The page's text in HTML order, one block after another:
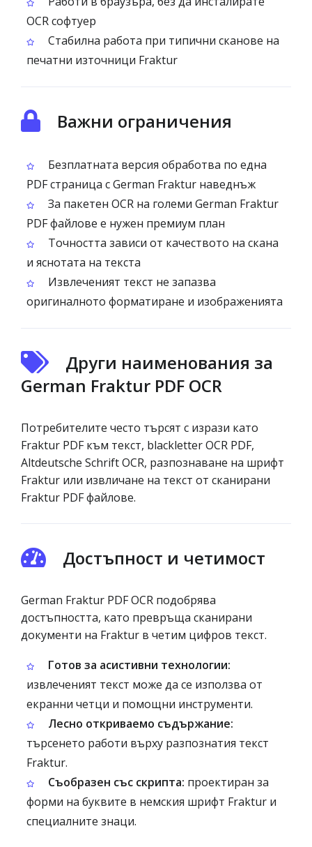
OCR софтуер
Стабилна работа при типични сканове на
печатни източници Fraktur
Важни ограничения
Безплатната версия обработва по една
PDF страница с German Fraktur наведнъж
За пакетен OCR на големи German Fraktur
PDF файлове е нужен премиум план
Точността зависи от качеството на скана
и яснотата на текста
Извлеченият текст не запазва
оригиналното форматиране и изображенията
Други наименования за
German Fraktur PDF OCR
Потребителите често търсят с изрази като
Fraktur PDF към текст, blackletter OCR PDF,
Altdeutsche Schrift OCR, разпознаване на шрифт
Fraktur или извличане на текст от сканирани
Fraktur PDF файлове.
Достъпност и четимост
German Fraktur PDF OCR подобрява
достъпността, като превръща сканирани
документи на Fraktur в четим цифров текст.
Готов за асистивни технологии:
извлеченият текст може да се използва от
екранни четци и помощни инструменти.
Лесно откриваемо съдържание:
търсенето работи върху разпознатия текст
Fraktur.
Съобразен със скрипта: проектиран за
форми на буквите в немския шрифт Fraktur и
специалните знаци.